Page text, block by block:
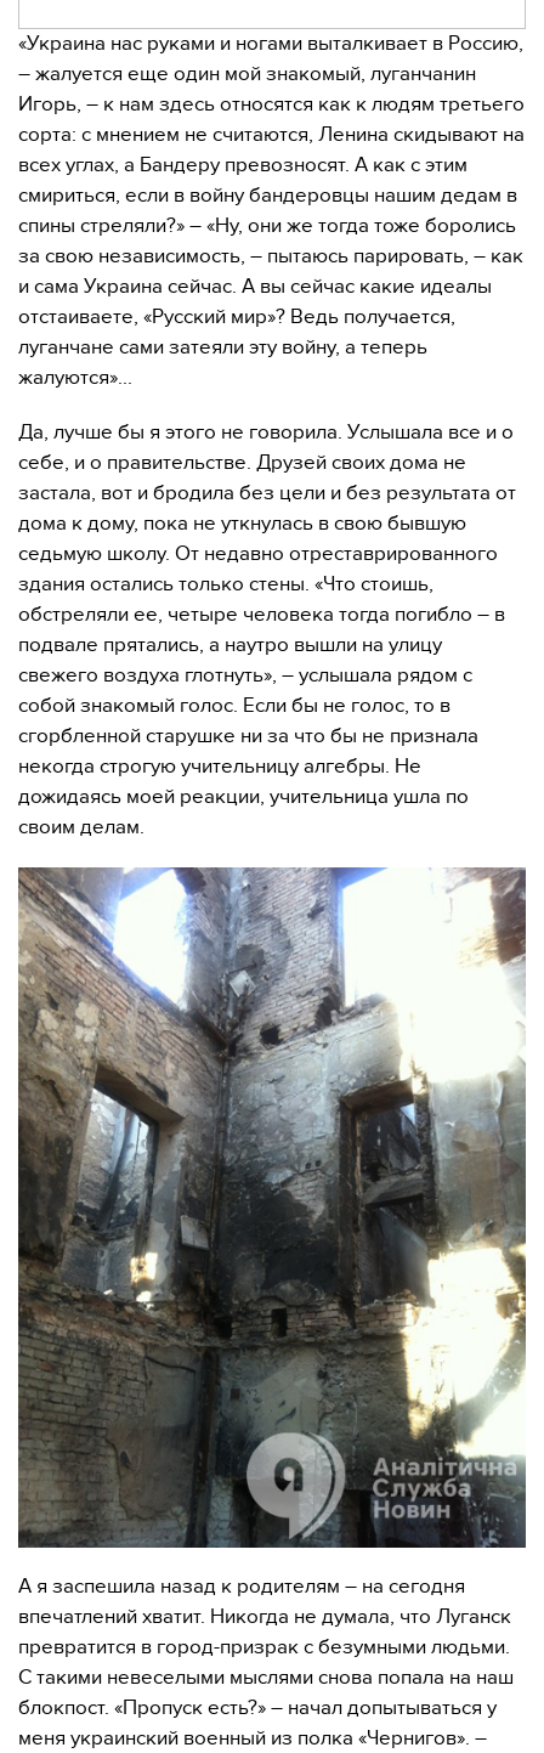
«Украина нас руками и ногами выталкивает в Россию,
– жалуется еще один мой знакомый, луганчанин
Игорь, – к нам здесь относятся как к людям третьего
сорта: с мнением не считаются, Ленина скидывают на
всех углах, а Бандеру превозносят. А как с этим
смириться, если в войну бандеровцы нашим дедам в
спины стреляли?» – «Ну, они же тогда тоже боролись
за свою независимость, – пытаюсь парировать, – как
и сама Украина сейчас. А вы сейчас какие идеалы
отстаиваете, «Русский мир»? Ведь получается,
луганчане сами затеяли эту войну, а теперь
жалуются»...
Да, лучше бы я этого не говорила. Услышала все и о
себе, и о правительстве. Друзей своих дома не
застала, вот и бродила без цели и без результата от
дома к дому, пока не уткнулась в свою бывшую
седьмую школу. От недавно отреставрированного
здания остались только стены. «Что стоишь,
обстреляли ее, четыре человека тогда погибло – в
подвале прятались, а наутро вышли на улицу
свежего воздуха глотнуть», – услышала рядом с
собой знакомый голос. Если бы не голос, то в
сгорбленной старушке ни за что бы не признала
некогда строгую учительницу алгебры. Не
дожидаясь моей реакции, учительница ушла по
своим делам.
А я заспешила назад к родителям – на сегодня
впечатлений хватит. Никогда не думала, что Луганск
превратится в город-призрак с безумными людьми.
С такими невеселыми мыслями снова попала на наш
блокпост. «Пропуск есть?» – начал допытываться у
меня украинский военный из полка «Чернигов». –